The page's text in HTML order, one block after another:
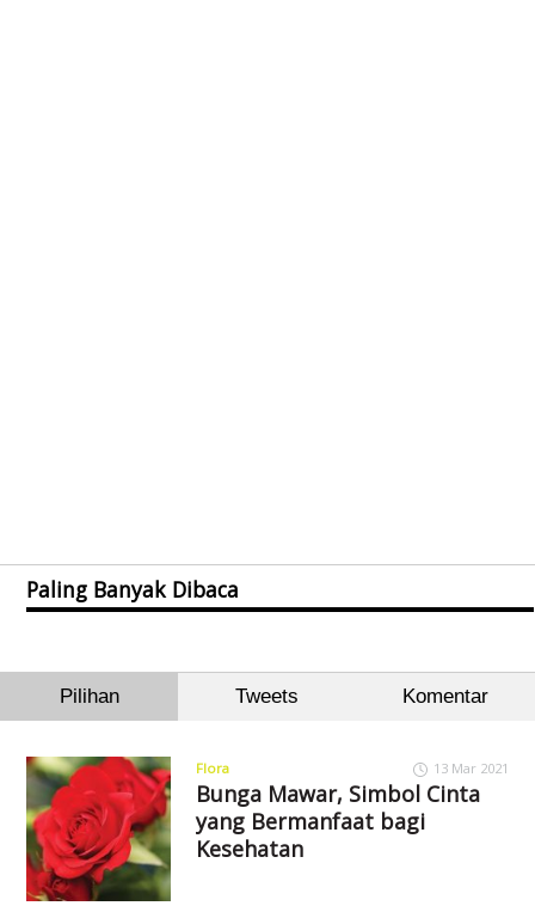
Paling Banyak Dibaca
Pilihan Tweets Komentar
Flora 13 Mar 2021
Bunga Mawar, Simbol Cinta
yang Bermanfaat bagi
Kesehatan